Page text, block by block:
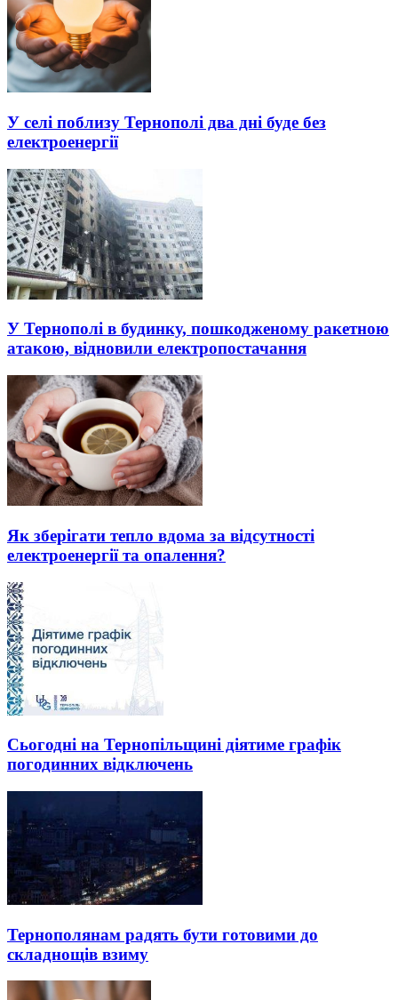
У селі поблизу Тернополі два дні буде без
електроенергії
У Тернополі в будинку, пошкодженому ракетною
атакою, відновили електропостачання
Як зберігати тепло вдома за відсутності
електроенергії та опалення?
Сьогодні на Тернопільщині діятиме графік
погодинних відключень
Тернополянам радять бути готовими до
складнощів взиму